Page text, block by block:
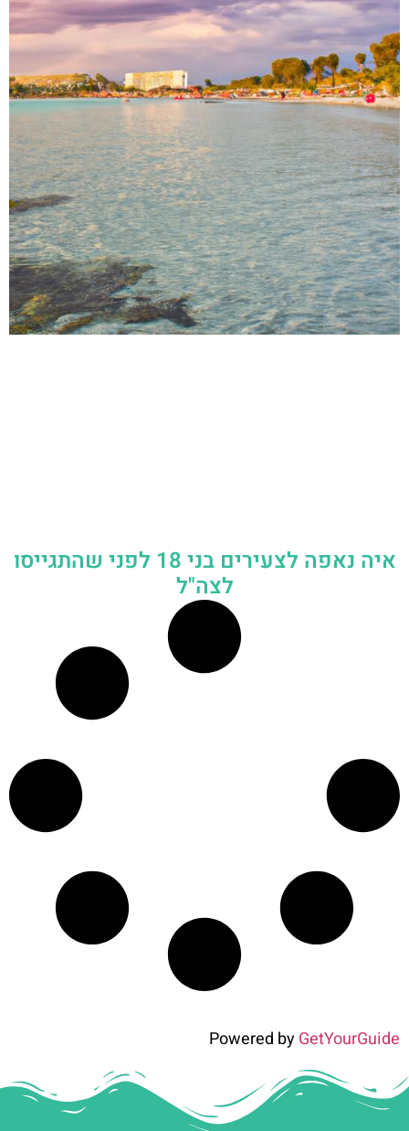
איה נאפה לצעירים בני 18 לפני שהתגייסו
לצה"ל
Powered byGetYourGuide